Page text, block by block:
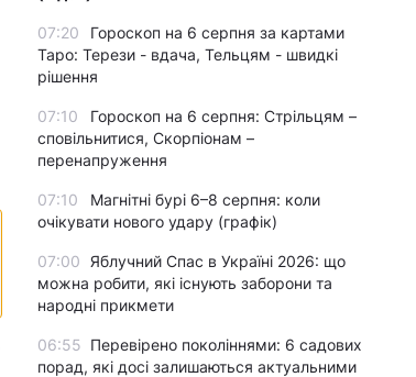
07:20
Гороскоп на 6 серпня за картами
Таро: Терези - вдача, Тельцям - швидкі
рішення
07:10
Гороскоп на 6 серпня: Стрільцям –
сповільнитися, Скорпіонам –
перенапруження
07:10
Магнітні бурі 6–8 серпня: коли
очікувати нового удару (графік)
07:00 Яблучний Спас в Україні 2026: що
можна робити, які існують заборони та
народні прикмети
06:55 Перевірено поколіннями: 6 садових
порад, які досі залишаються актуальними